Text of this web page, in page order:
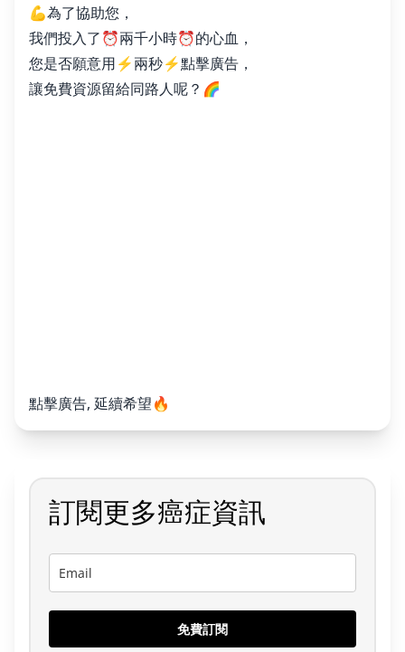
💪為了協助您，
我們投入了⏰兩千小時⏰的心血，
您是否願意用⚡️兩秒⚡️點擊廣告，
讓免費資源留給同路人呢？🌈
點擊廣告, 延續希望🔥
訂閱更多癌症資訊
免費訂閱